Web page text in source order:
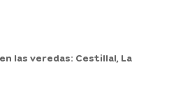
en las veredas: Cestillal, La